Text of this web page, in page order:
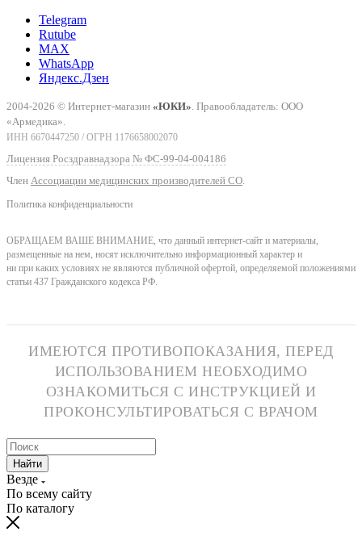
Telegram
Rutube
MAX
WhatsApp
Яндекс.Дзен
2004-2026 © Интернет-магазин «ЮКИ» . Правообладатель: ООО
«Армедика».
ИНН 6670447250 / ОГРН 1176658002070
Лицензия Росздравнадзора № ФС-99-04-004186
Член Ассоциации медицинских производителей СО
Политика конфиденциальности
ОБРАЩАЕМ ВАШЕ ВНИМАНИЕ, что данный интернет-сайт и материалы,
размещенные на нем, носят исключительно информационный характер и
ни при каких условиях не являются публичной офертой, определяемой положениями
статьи 437 Гражданского кодекса РФ.
ИМЕЮТСЯ ПРОТИВОПОКАЗАНИЯ, ПЕРЕД
ИСПОЛЬЗОВАНИЕМ НЕОБХОДИМО
ОЗНАКОМИТЬСЯ С ИНСТРУКЦИЕЙ И
ПРОКОНСУЛЬТИРОВАТЬСЯ С ВРАЧОМ
Найти
Везде
По всему сайту
По каталогу